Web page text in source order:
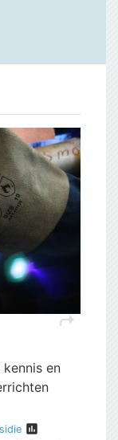
shortcut
en
assessment